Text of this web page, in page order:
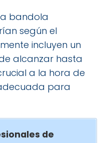
bandola
según el
incluyen un
alcanzar hasta
a la hora de
para
de